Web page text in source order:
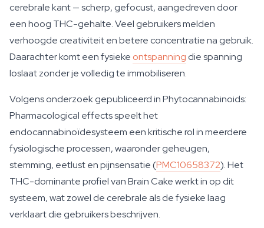
cerebrale kant — scherp, gefocust, aangedreven door
een hoog THC-gehalte. Veel gebruikers melden
verhoogde creativiteit en betere concentratie na gebruik.
Daarachter komt een fysieke ontspanning die spanning
loslaat zonder je volledig te immobiliseren.
Volgens onderzoek gepubliceerd inPhytocannabinoids:
Pharmacological effectsspeelt het
endocannabinoïdesysteem een kritische rol in meerdere
fysiologische processen, waaronder geheugen,
stemming, eetlust en pijnsensatie (PMC10658372). Het
THC-dominante profiel van Brain Cake werkt in op dit
systeem, wat zowel de cerebrale als de fysieke laag
verklaart die gebruikers beschrijven.